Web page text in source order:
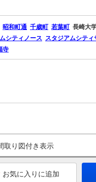
昭和町通 千歳町 若葉町 長崎大
シティノース スタジアムシティ
寺
取り図付き表示
お気に入りに追加